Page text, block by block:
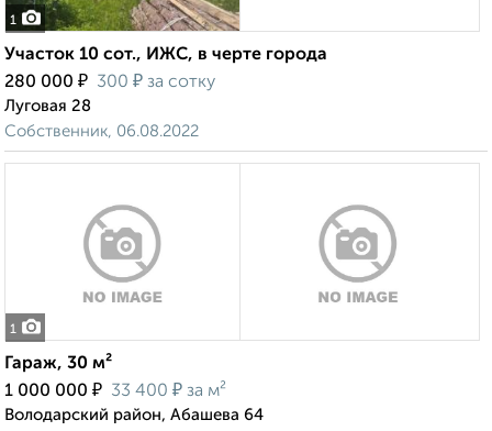
1
Участок 10 сот., ИЖС, в черте города
280 000 ₽ 300 ₽ за сотку
Луговая 28
Собственник, 06.08.2022
1
Гараж, 30 м²
1 000 000 ₽ 33 400 ₽ за м²
Володарский район, Абашева 64